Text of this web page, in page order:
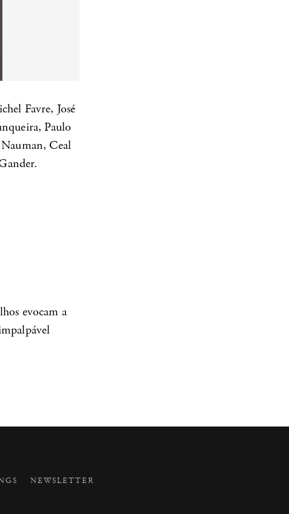
Favre, José
Paulo
Ceal
evocam a
NEWSLETTER